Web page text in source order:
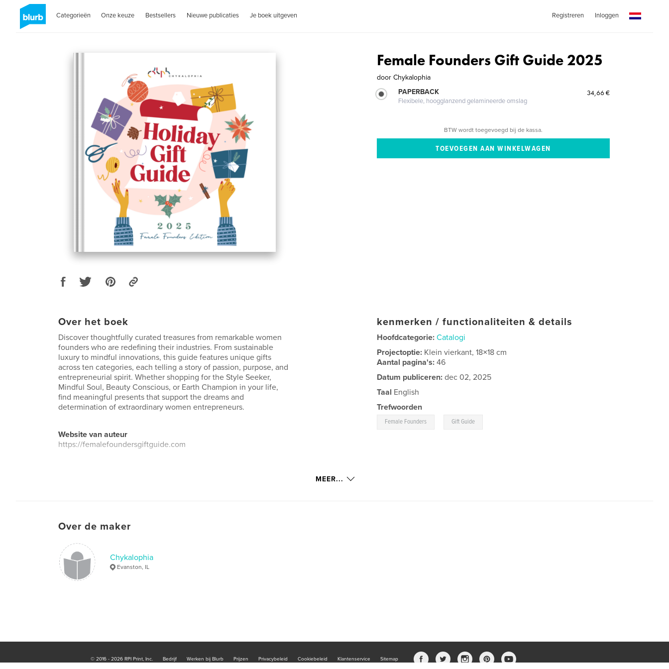
Categorieën Onze keuze Bestsellers Nieuwe publicaties Je boek uitgeven Registreren Inloggen
Female Founders Gift Guide 2025
door Chykalophia
PAPERBACK
Flexibele, hoogglanzend gelamineerde omslag
34,66 €
BTW wordt toegevoegd bij de kassa.
Over het boek
Discover thoughtfully curated treasures from remarkable women
founders who are redefining their industries. From sustainable
luxury to mindful innovations, this guide features unique gifts
across ten categories, each telling a story of passion, purpose, and
entrepreneurial spirit. Whether shopping for the Style Seeker,
Mindful Soul, Beauty Conscious, or Earth Champion in your life,
find meaningful presents that support the dreams and
determination of extraordinary women entrepreneurs.
Website van auteur
https://femalefoundersgiftguide.com
kenmerken / functionaliteiten & details
Hoofdcategorie: Catalogi
Projectoptie: Klein vierkant, 18×18 cm
Aantal pagina's:46
Datum publiceren: dec 02, 2025
Taal English
Trefwoorden
Female Founders Gift Guide
MEER...
Over de maker
Chykalophia
Evanston, IL
© 2016 - 2026 RPI Print, Inc. Bedrijf Werken bij Blurb Prijzen Privacybeleid Cookiebeleid Klantenservice Sitemap